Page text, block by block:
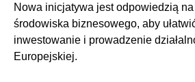
Nowa inicjatywa jest odpowiedzią
środowiska biznesowego, aby
inwestowanie i prowadzenie
Europejskiej.